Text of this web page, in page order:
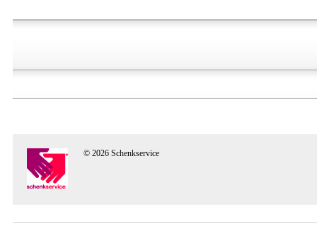
© 2026 Schenkservice